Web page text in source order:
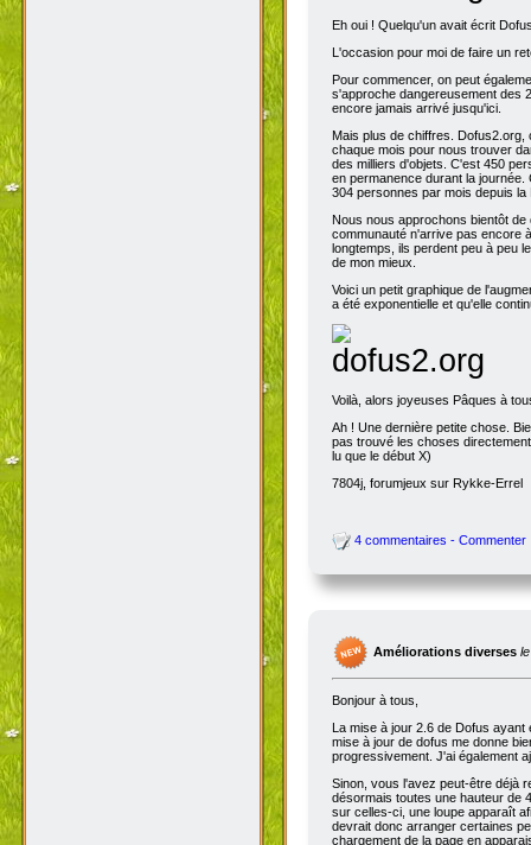
Eh oui ! Quelqu'un avait écrit
L'occasion pour moi de faire un
Pour commencer, on peut
s'approche dangereusement des
encore jamais arrivé jusqu'ici.
Mais plus de chiffres.
chaque mois pour nous trouver
des milliers d'objets. C'est 450
en permanence durant la
304 personnes par mois depuis
Nous nous approchons bientôt
communauté n'arrive pas encore
longtemps, ils perdent peu à peu
de mon mieux.
Voici un petit graphique de
a été exponentielle et qu'elle
Voilà, alors joyeuses Pâques à
Ah ! Une dernière petite chose.
pas trouvé les choses
lu que le début X)
7804j, forumjeux sur Rykke-Errel
4 commentaires - Commenter
Améliorations diverses
Bonjour à tous,
La mise à jour 2.6 de Dofus
mise à jour de dofus me donne
progressivement. J'ai également
Sinon, vous l'avez peut-être déjà
désormais toutes une hauteur de
sur celles-ci, une loupe apparaît
devrait donc arranger certaines
chargement de la page en